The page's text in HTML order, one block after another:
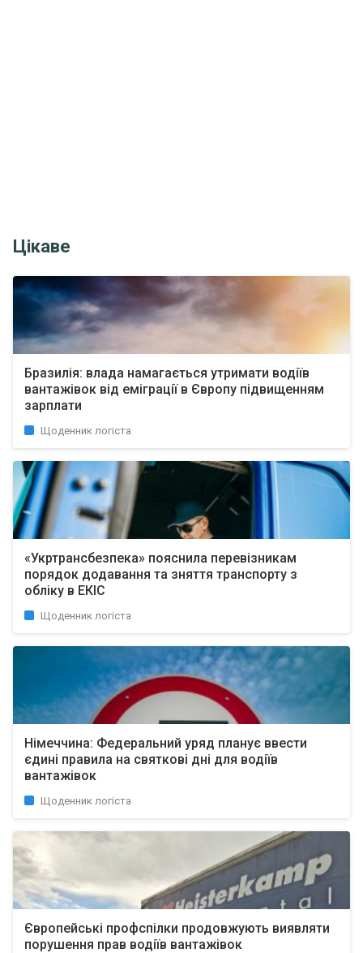
Цікаве
Бразилія: влада намагається утримати водіїв
вантажівок від еміграції в Європу підвищенням
зарплати
Щоденник логіста
«Укртрансбезпека» пояснила перевізникам
порядок додавання та зняття транспорту з
обліку в ЕКІС
Щоденник логіста
Німеччина: Федеральний уряд планує ввести
єдині правила на святкові дні для водіїв
вантажівок
Щоденник логіста
Європейські профспілки продовжують виявляти
порушення прав водіїв вантажівок